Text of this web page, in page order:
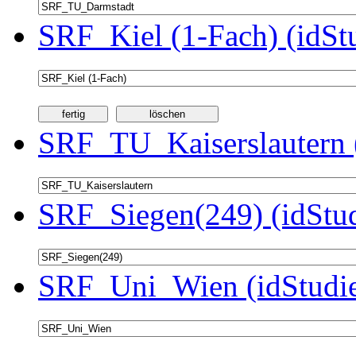
SRF_Kiel (1-Fach)
SRF_Siegen(249)
SRF_Uni_Wien